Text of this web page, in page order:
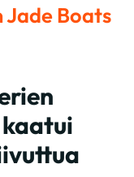
Jade Boats